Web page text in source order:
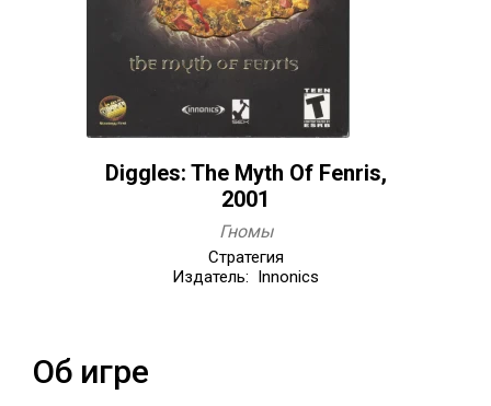
Diggles: The Myth Of Fenris,
2001
Гномы
Стратегия
Издатель: Innonics
Об игре